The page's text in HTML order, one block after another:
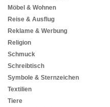
Möbel & Wohnen
Reise & Ausflug
Reklame & Werbung
Religion
Schmuck
Schreibtisch
Symbole & Sternzeichen
Textilien
Tiere